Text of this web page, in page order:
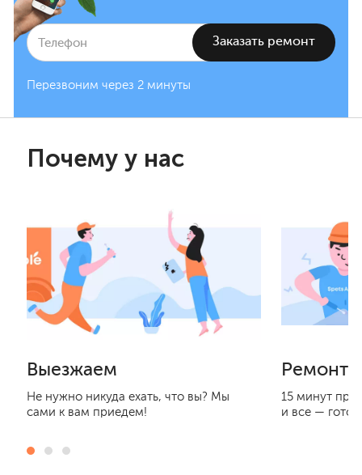
Перезвоним через 2 минуты
Почему у нас
Выезжаем
Не нужно никуда ехать, что вы? Мы
сами к вам приедем!
15 минут
и все —